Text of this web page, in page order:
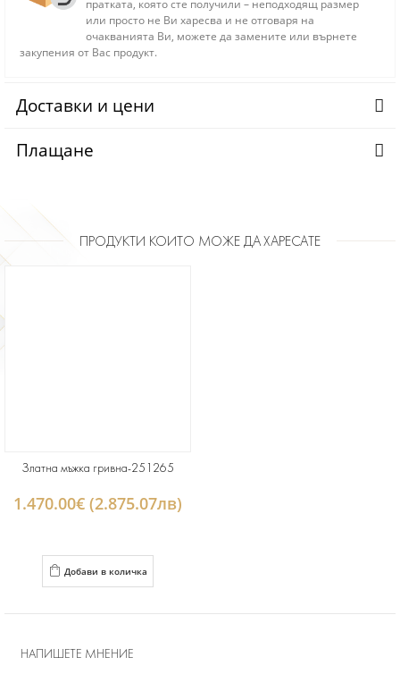
пратката, която сте получили – неподходящ размер
или просто не Ви харесва и не отговаря на
очакванията Ви, можете да замените или върнете
закупения от Вас продукт.
Доставки и цени
Плащане
ПРОДУКТИ КОИТО МОЖЕ ДА ХАРЕСАТЕ
Златна мъжка гривна-251265
1.470.00€ (2.875.07лв)
Добави в количка
НАПИШЕТЕ МНЕНИЕ